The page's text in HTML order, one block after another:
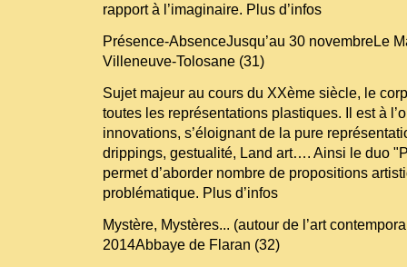
rapport à l’imaginaire. Plus d’infos
Présence-AbsenceJusqu’au 30 novembreLe
Villeneuve-Tolosane (31)
Sujet majeur au cours du XXème siècle, le
toutes les représentations plastiques. Il est à
innovations, s’éloignant de la pure
drippings, gestualité, Land art…. Ainsi le duo
permet d’aborder nombre de propositions
problématique. Plus d’infos
Mystère, Mystères... (autour de l’art
2014Abbaye de Flaran (32)